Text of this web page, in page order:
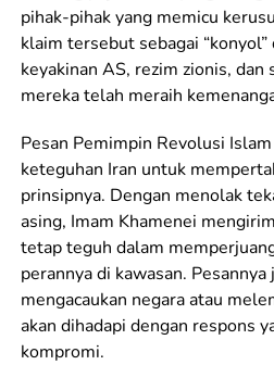
pihak-pihak yang memicu
klaim tersebut sebagai “konyol”
keyakinan AS, rezim zionis, dan
mereka telah meraih
Pesan Pemimpin Revolusi
keteguhan Iran untuk
prinsipnya. Dengan menolak
asing, Imam Khamenei
tetap teguh dalam
perannya di kawasan.
mengacaukan negara atau
akan dihadapi dengan respons
kompromi.